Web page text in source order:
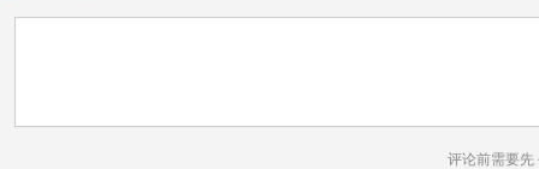
评论前需要先